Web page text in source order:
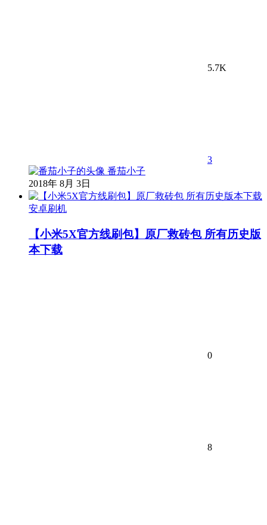
5.7K
3
番茄小子
2018年 8月 3日
安卓刷机
【小米5X官方线刷包】原厂救砖包 所有历史版
本下载
0
8